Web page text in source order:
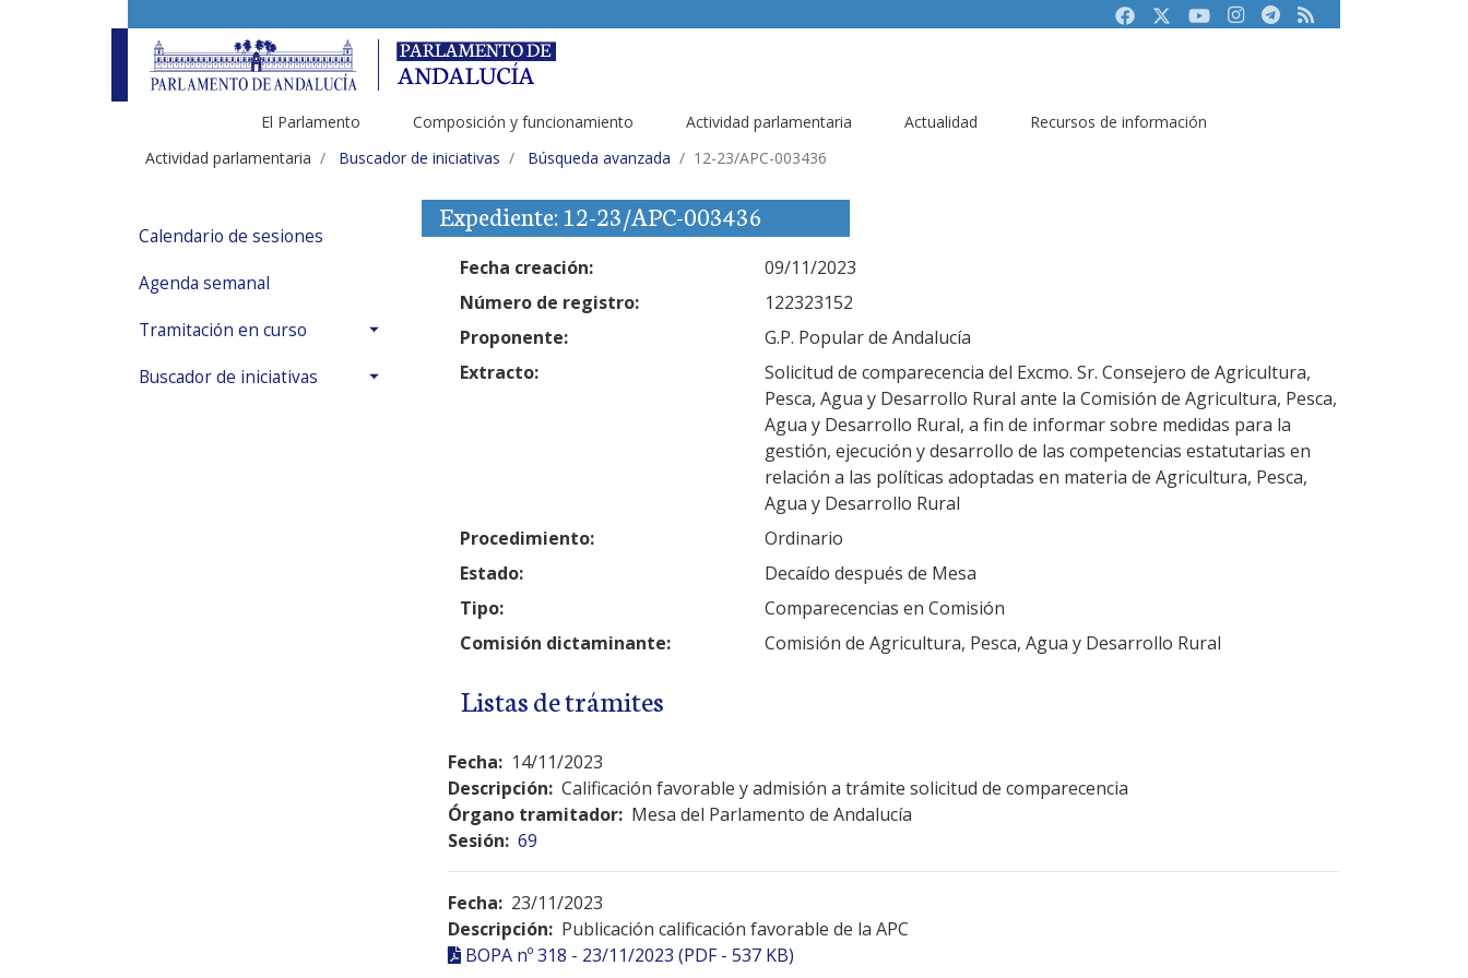
FacebookTwitterYoutubeInstagram
Telegram
RSS
El Parlamento Composición y funcionamiento Actividad parlamentaria Actualidad
Recursos de información
Actividad parlamentaria
Buscador de iniciativas Búsqueda avanzada 12-23/APC-003436
Calendario de sesiones
Agenda semanal
Tramitación en curso
Buscador de iniciativas
Expediente: 12-23/APC-003436
Fecha creación:
09/11/2023
Número de registro:
122323152
Proponente:
G.P. Popular de Andalucía
Extracto:
Solicitud de comparecencia del Excmo. Sr. Consejero de Agricultura,
Pesca, Agua y Desarrollo Rural ante la Comisión de Agricultura, Pesca,
Agua y Desarrollo Rural, a fin de informar sobre medidas para la
gestión, ejecución y desarrollo de las competencias estatutarias en
relación a las políticas adoptadas en materia de Agricultura, Pesca,
Agua y Desarrollo Rural
Procedimiento:
Ordinario
Estado:
Decaído después de Mesa
Tipo:
Comparecencias en Comisión
Comisión dictaminante:
Comisión de Agricultura, Pesca, Agua y Desarrollo Rural
Listas de trámites
Fecha: 14/11/2023
Descripción: Calificación favorable y admisión a trámite solicitud de comparecencia
Órgano tramitador: Mesa del Parlamento de Andalucía
Sesión: 69
Fecha: 23/11/2023
Descripción: Publicación calificación favorable de la APC
BOPA nº 318 - 23/11/2023 (PDF - 537 KB)